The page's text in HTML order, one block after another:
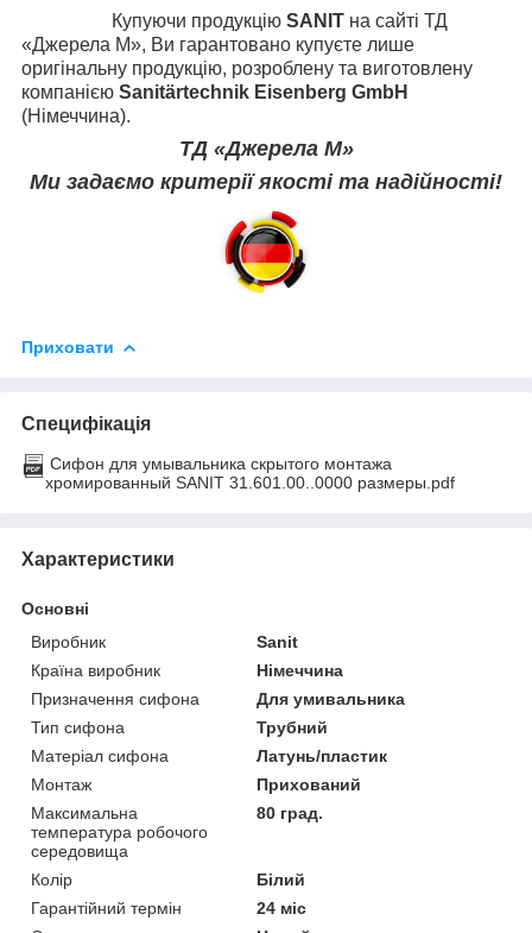
Купуючи продукцію SANIT на сайті ТД
«Джерела М», Ви гарантовано купуєте лише
оригінальну продукцію, розроблену та виготовлену
компанією Sanitärtechnik Eisenberg GmbH
(Німеччина).
ТД «Джерела М»
Ми задаємо критерії якості та надійності!
Приховати
Специфікація
Сифон для умывальника скрытого монтажа
хромированный SANIT 31.601.00..0000 размеры.pdf
Характеристики
Основні
Виробник
Sanit
Країна виробник
Німеччина
Призначення сифона
Для умивальника
Тип сифона
Трубний
Матеріал сифона
Латунь/пластик
Монтаж
Прихований
Максимальна
температура робочого
середовища
80 град.
Колір
Білий
Гарантійний термін
24 міс